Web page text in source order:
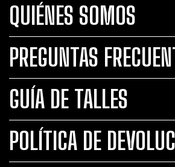
QUIÉNES SOMOS
PREGUNTAS
GUÍA DE TALLES
POLÍTICA DE